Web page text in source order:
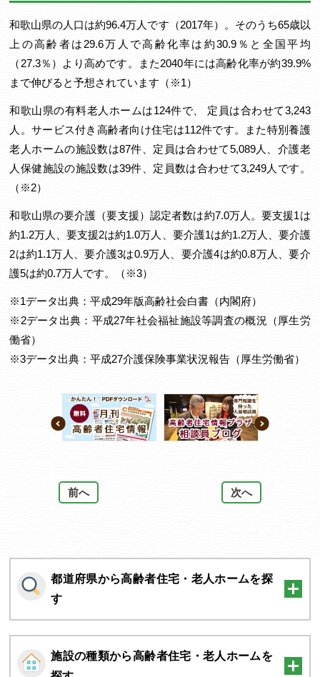
和歌山県の人口は約96.4万人です（2017年）。そのうち65歳以
上の高齢者は29.6万人で高齢化率は約30.9％と全国平均
（27.3％）より高めです。また2040年には高齢化率が約39.9%
まで伸びると予想されています（※1）
和歌山県の有料老人ホームは124件で、 定員は合わせて3,243
人。サービス付き高齢者向け住宅は112件です。また特別養護
老人ホームの施設数は87件、定員は合わせて5,089人、介護老
人保健施設の施設数は39件、定員数は合わせて3,249人です。
（※2）
和歌山県の要介護（要支援）認定者数は約7.0万人。要支援1は
約1.2万人、要支援2は約1.0万人、要介護1は約1.2万人、要介護
2は約1.1万人、要介護3は0.9万人、要介護4は約0.8万人、要介
護5は約0.7万人です。（※3）
※1データ出典：平成29年版高齢社会白書（内閣府）
※2データ出典：平成27年社会福祉施設等調査の概況（厚生労
働省）
※3データ出典：平成27介護保険事業状況報告（厚生労働省）
前へ 次へ
都道府県から高齢者住宅・老人ホームを探
す
施設の種類から高齢者住宅・老人ホームを